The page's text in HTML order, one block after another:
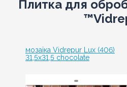
Плитка для
мозаїка Vidrepur Lux (406)
31,5x31,5 chocolate